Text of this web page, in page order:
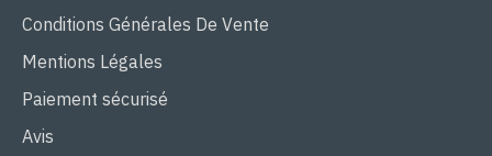
Conditions Générales De Vente
Mentions Légales
Paiement sécurisé
Avis